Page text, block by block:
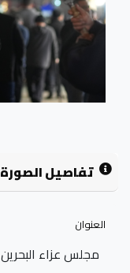
تفاصيل الصورة
العنوان
مجلس عزاء البحرين